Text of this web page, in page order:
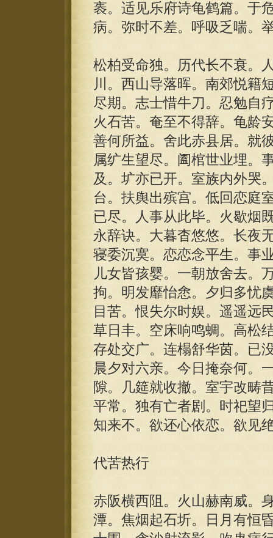
袠。适见乐府诗龟鹤篇。于
病。弥时不差。呼吸乏喘。
松柏受命独。历代长不衰。
川。西山导落晖。南郊悦籍
尽期。志士惜牛刀。忍勉自
火石苦。奄至不得辞。龟龄
善何所益。舍此赤县居。就
属纩生望尽。阖棺世业埋。
及。圹亦已开。室族内外哭
台。扶舆出殡宫。低回恋庭
已尽。人事从此毕。火歇烟
永辞诀。大暮杳悠悠。长夜
寝委沉寞。恋恋念平生。事
儿女皆孩婴。一朝放舍去。
拘。明发靡怡悆。夕归多忧
目苦。恨失尔时娱。遥遥远
草日丰。空床响鸣蜩。高松
存处交广。连榻舒华茵。已
晨夕对六亲。今日掩奈何。
隙。几筵就收撤。室宇改畴
平常。独有亡者剧。时祀望
知来不。欲还心依恋。欲见
代苦热行
赤阪横西阻。火山赫南威。
潭。焦烟起石圻。日月有恒